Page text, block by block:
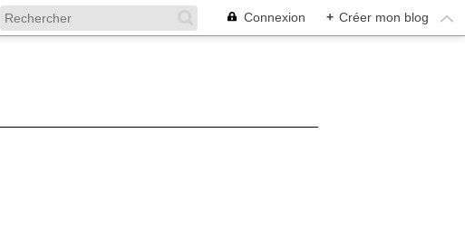
Connexion + Créer mon blog